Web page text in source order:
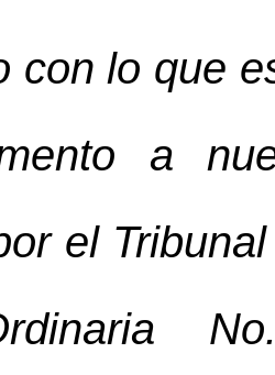
con lo que
a
el